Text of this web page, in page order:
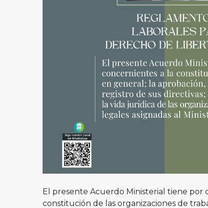
El presente Acuerdo Ministerial tiene
constitución de las organizaciones de